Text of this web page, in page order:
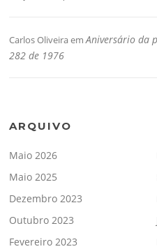
Carlos OliveiraemAniversário da
282 de 1976
ARQUIVO
Maio 2026
Maio 2025
Dezembro 2023
Outubro 2023
Fevereiro 2023